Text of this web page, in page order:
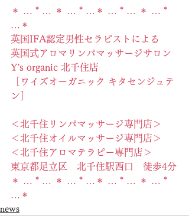
＊ … * … ＊ … * …＊ … * … ＊ … *
…＊
英国IFA認定男性セラピストによる
英国式アロマリンパマッサージサロン
Y's organic 北千住店
［ワイズオーガニック キタセンジュテ
ン］
＜北千住リンパマッサージ専門店＞
＜北千住オイルマッサージ専門店＞
＜北千住アロマテラピー専門店＞
東京都足立区　北千住駅西口　徒歩4分
＊ … * … ＊ … * …＊ … * … ＊ … *
…＊
news